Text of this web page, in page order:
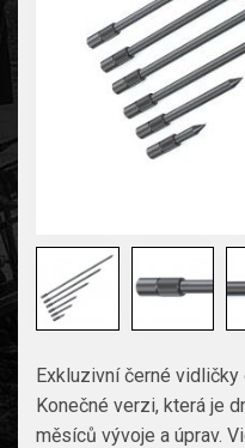
Exkluzivní černé
Konečné verzi, která je
měsíců vývoje a úprav.